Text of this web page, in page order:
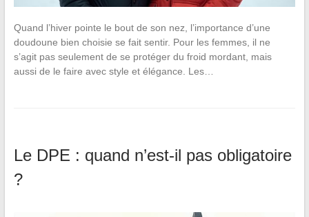
Quand l’hiver pointe le bout de son nez, l’importance d’une
doudoune bien choisie se fait sentir. Pour les femmes, il ne
s’agit pas seulement de se protéger du froid mordant, mais
aussi de le faire avec style et élégance. Les…
Le DPE : quand n’est-il pas obligatoire
?